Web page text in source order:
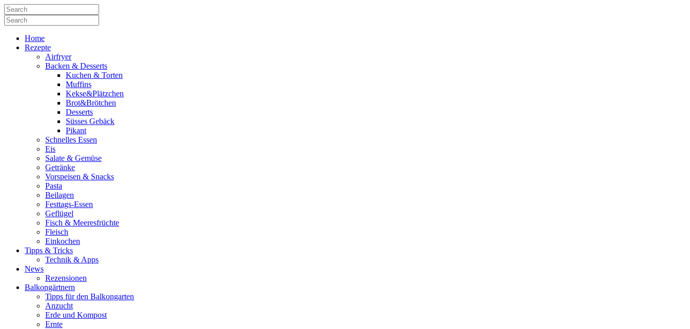
Home
Rezepte
Airfryer
Backen & Desserts
Kuchen & Torten
Muffins
Kekse&Plätzchen
Brot&Brötchen
Desserts
Süsses Gebäck
Pikant
Schnelles Essen
Eis
Salate & Gemüse
Getränke
Vorspeisen & Snacks
Pasta
Beilagen
Festtags-Essen
Geflügel
Fisch & Meeresfrüchte
Fleisch
Einkochen
Tipps & Tricks
Technik & Apps
News
Rezensionen
Balkongärtnern
Tipps für den Balkongarten
Anzucht
Erde und Kompost
Ernte